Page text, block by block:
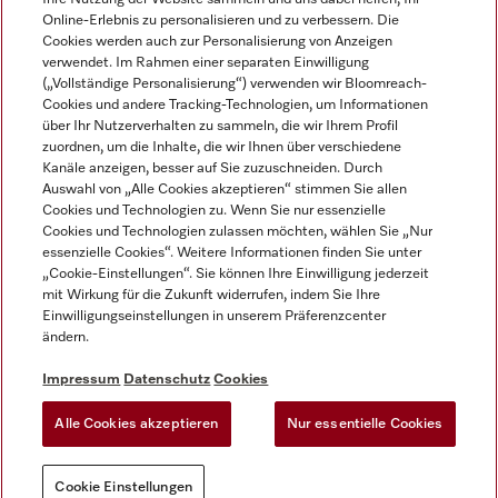
Impressum
AGB
Datenschutz
Nutzungsbedigungen
EU-Gesetzen über digitale Dienste
Miele auf Instagram
Miele auf Facebook
Miele auf Youtube
Online-Erlebnis zu personalisieren und zu verbessern. Die
Cookies werden auch zur Personalisierung von Anzeigen
verwendet. Im Rahmen einer separaten Einwilligung
(„Vollständige Personalisierung“) verwenden wir Bloomreach-
Cookies und andere Tracking-Technologien, um Informationen
über Ihr Nutzerverhalten zu sammeln, die wir Ihrem Profil
zuordnen, um die Inhalte, die wir Ihnen über verschiedene
Kanäle anzeigen, besser auf Sie zuzuschneiden. Durch
Auswahl von „Alle Cookies akzeptieren“ stimmen Sie allen
Cookies und Technologien zu. Wenn Sie nur essenzielle
Cookies und Technologien zulassen möchten, wählen Sie „Nur
essenzielle Cookies“. Weitere Informationen finden Sie unter
„Cookie-Einstellungen“. Sie können Ihre Einwilligung jederzeit
mit Wirkung für die Zukunft widerrufen, indem Sie Ihre
Einwilligungseinstellungen in unserem Präferenzcenter
ändern.
Impressum Datenschutz Cookies
Alle Cookies akzeptieren Nur essentielle Cookies
Cookie Einstellungen